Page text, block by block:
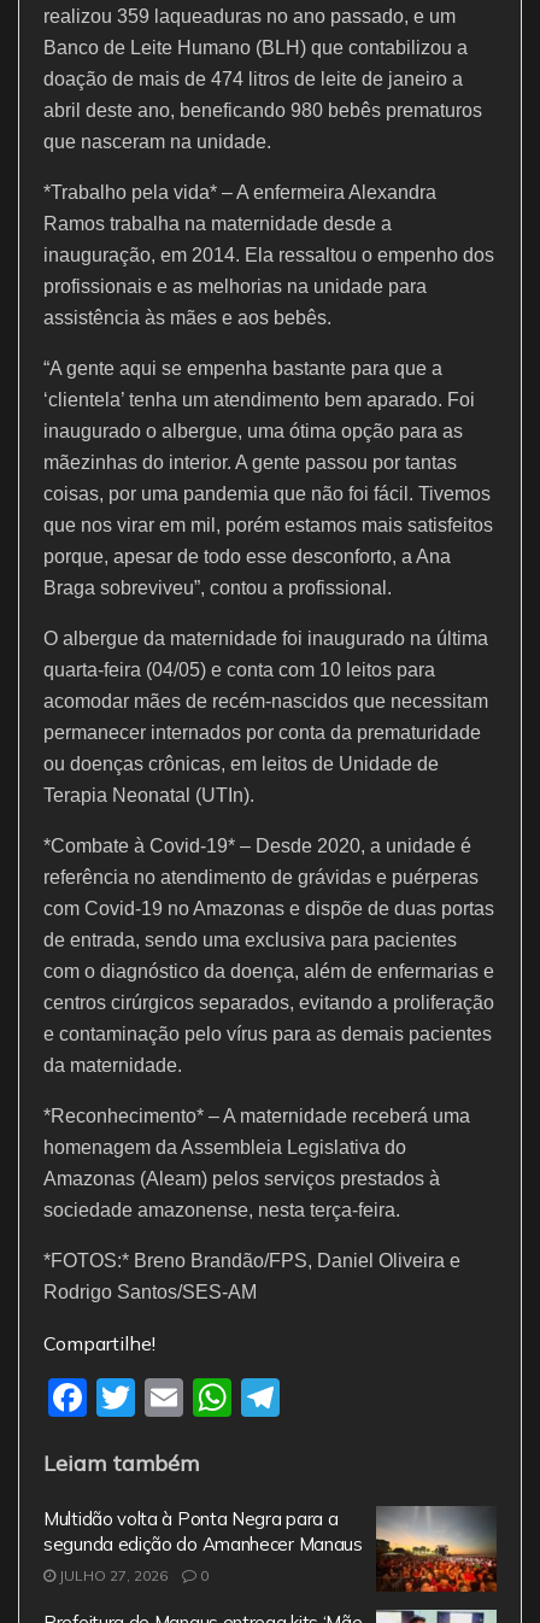
realizou 359 laqueaduras no ano passado, e um
Banco de Leite Humano (BLH) que contabilizou a
doação de mais de 474 litros de leite de janeiro a
abril deste ano, beneficando 980 bebês prematuros
que nasceram na unidade.
*Trabalho pela vida* – A enfermeira Alexandra
Ramos trabalha na maternidade desde a
inauguração, em 2014. Ela ressaltou o empenho dos
profissionais e as melhorias na unidade para
assistência às mães e aos bebês.
“A gente aqui se empenha bastante para que a
‘clientela’ tenha um atendimento bem aparado. Foi
inaugurado o albergue, uma ótima opção para as
mãezinhas do interior. A gente passou por tantas
coisas, por uma pandemia que não foi fácil. Tivemos
que nos virar em mil, porém estamos mais satisfeitos
porque, apesar de todo esse desconforto, a Ana
Braga sobreviveu”, contou a profissional.
O albergue da maternidade foi inaugurado na última
quarta-feira (04/05) e conta com 10 leitos para
acomodar mães de recém-nascidos que necessitam
permanecer internados por conta da prematuridade
ou doenças crônicas, em leitos de Unidade de
Terapia Neonatal (UTIn).
*Combate à Covid-19* – Desde 2020, a unidade é
referência no atendimento de grávidas e puérperas
com Covid-19 no Amazonas e dispõe de duas portas
de entrada, sendo uma exclusiva para pacientes
com o diagnóstico da doença, além de enfermarias e
centros cirúrgicos separados, evitando a proliferação
e contaminação pelo vírus para as demais pacientes
da maternidade.
*Reconhecimento* – A maternidade receberá uma
homenagem da Assembleia Legislativa do
Amazonas (Aleam) pelos serviços prestados à
sociedade amazonense, nesta terça-feira.
*FOTOS:* Breno Brandão/FPS, Daniel Oliveira e
Rodrigo Santos/SES-AM
Compartilhe!
F
c
e
b
o
T
itt
er
E
ai
l
W
s
A
gr
a
Leiam também
Multidão volta à Ponta Negra para a
segunda edição do Amanhecer Manaus
JULHO 27, 2026 0